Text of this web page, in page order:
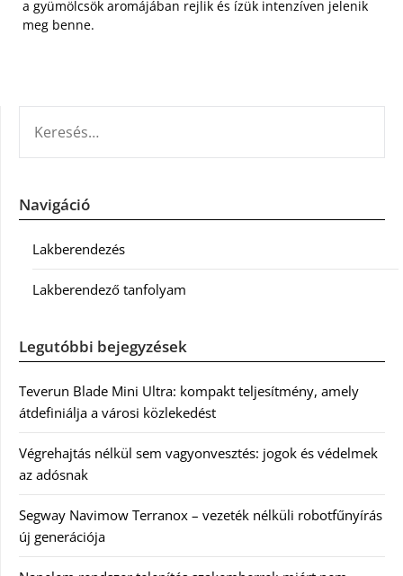
a gyümölcsök aromájában rejlik és ízük intenzíven jelenik
meg benne.
Navigáció
Lakberendezés
Lakberendező tanfolyam
Legutóbbi bejegyzések
Teverun Blade Mini Ultra: kompakt teljesítmény, amely
átdefiniálja a városi közlekedést
Végrehajtás nélkül sem vagyonvesztés: jogok és védelmek
az adósnak
Segway Navimow Terranox – vezeték nélküli robotfűnyírás
új generációja